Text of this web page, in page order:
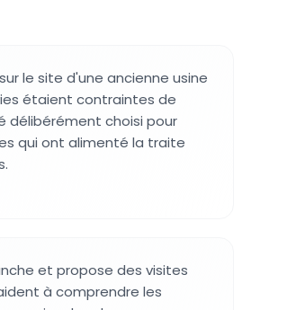
le site d'une ancienne usine
étaient contraintes de
délibérément choisi pour
qui ont alimenté la traite
et propose des visites
à comprendre les